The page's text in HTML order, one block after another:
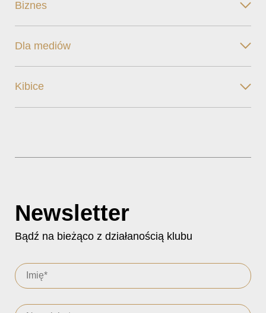
Biznes
Dla mediów
Kibice
Newsletter
Bądź na bieżąco z działanością klubu